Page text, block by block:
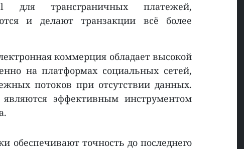
для трансграничных платежей,
и делают транзакции всё более
коммерция обладает высокой
на платформах социальных сетей,
потоков при отсутствии данных.
эффективным инструментом
обеспечивают точность до последнего